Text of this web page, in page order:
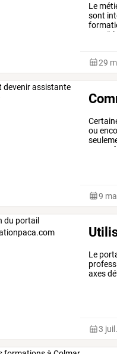
Le
sont
29
ou
9
Le
axes
3